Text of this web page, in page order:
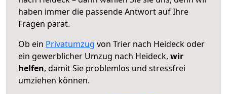
haben immer die passende Antwort auf Ihre
Fragen parat.
Ob ein Privatumzug von Trier nach Heideck oder
ein gewerblicher Umzug nach Heideck, wir
helfen, damit Sie problemlos und stressfrei
umziehen können.